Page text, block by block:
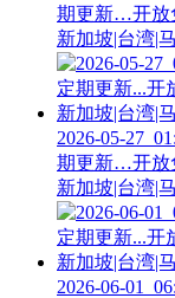
期更新…开放
新加坡|台湾|
2026-05-
期更新…开放
新加坡|台湾|
2026-06-